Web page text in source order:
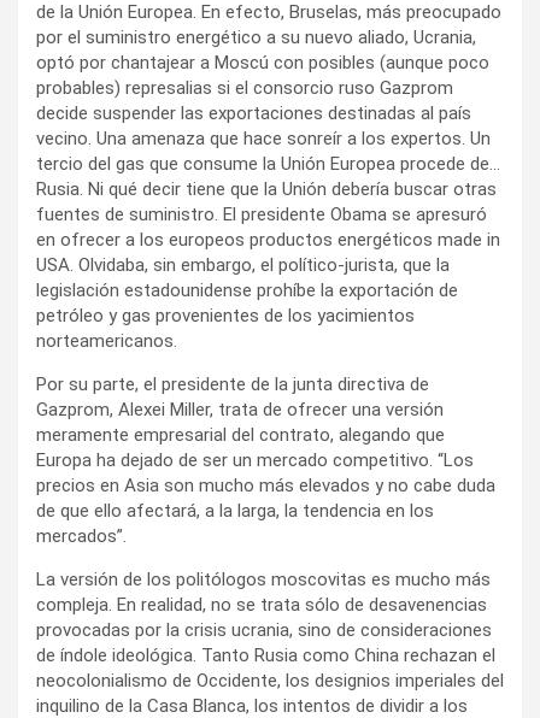
de la Unión Europea. En efecto, Bruselas, más preocupado
por el suministro energético a su nuevo aliado, Ucrania,
optó por chantajear a Moscú con posibles (aunque poco
probables) represalias si el consorcio ruso Gazprom
decide suspender las exportaciones destinadas al país
vecino. Una amenaza que hace sonreír a los expertos. Un
tercio del gas que consume la Unión Europea procede de…
Rusia. Ni qué decir tiene que la Unión debería buscar otras
fuentes de suministro. El presidente Obama se apresuró
en ofrecer a los europeos productos energéticos made in
USA. Olvidaba, sin embargo, el político-jurista, que la
legislación estadounidense prohíbe la exportación de
petróleo y gas provenientes de los yacimientos
norteamericanos.
Por su parte, el presidente de la junta directiva de
Gazprom, Alexei Miller, trata de ofrecer una versión
meramente empresarial del contrato, alegando que
Europa ha dejado de ser un mercado competitivo. “Los
precios en Asia son mucho más elevados y no cabe duda
de que ello afectará, a la larga, la tendencia en los
mercados”.
La versión de los politólogos moscovitas es mucho más
compleja. En realidad, no se trata sólo de desavenencias
provocadas por la crisis ucrania, sino de consideraciones
de índole ideológica. Tanto Rusia como China rechazan el
neocolonialismo de Occidente, los designios imperiales del
inquilino de la Casa Blanca, los intentos de dividir a los